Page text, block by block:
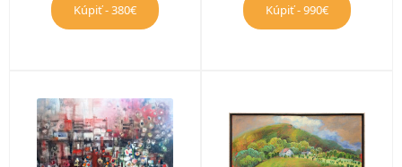
Kúpiť - 380€ Kúpiť - 990€